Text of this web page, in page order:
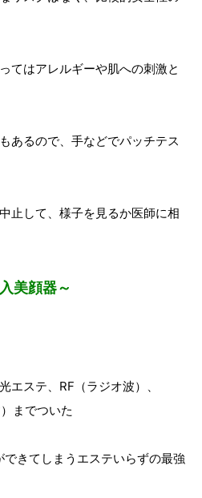
てはアレルギーや肌への刺激と
あるので、手などでパッチテス
止して、様子を見るか医師に相
美顔器～
エステ、RF（ラジオ波）、
までついた
きてしまうエステいらずの最強